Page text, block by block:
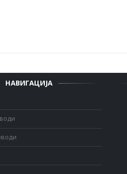
НАВИГАЦИЈА